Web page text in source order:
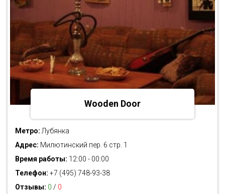
Wooden Door
Метро: Лубянка
Адрес: Милютинский пер. 6 стр. 1
Время работы: 12:00 - 00:00
Телефон: +7 (495) 748-93-38
Отзывы: 0 / 0